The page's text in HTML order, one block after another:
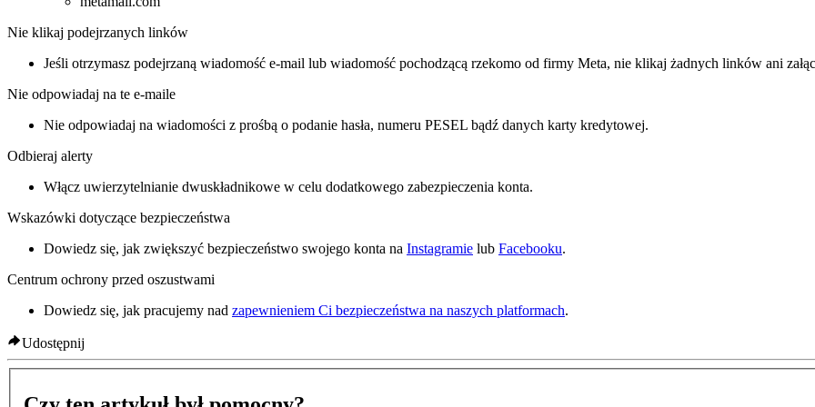
Nie klikaj podejrzanych linków
Jeśli otrzymasz podejrzaną wiadomość e-mail lub wiadomość pochodzącą rzekomo od firmy Meta, nie klikaj żadnych linków ani
Nie odpowiadaj na te e-maile
Nie odpowiadaj na wiadomości z prośbą o podanie hasła, numeru PESEL bądź danych karty kredytowej.
Odbieraj alerty
Włącz uwierzytelnianie dwuskładnikowe w celu dodatkowego zabezpieczenia konta.
Wskazówki dotyczące bezpieczeństwa
Dowiedz się, jak zwiększyć bezpieczeństwo swojego konta na Instagramie lub Facebooku.
Centrum ochrony przed oszustwami
Dowiedz się, jak pracujemy nad zapewnieniem Ci bezpieczeństwa na naszych platformach.
Udostępnij